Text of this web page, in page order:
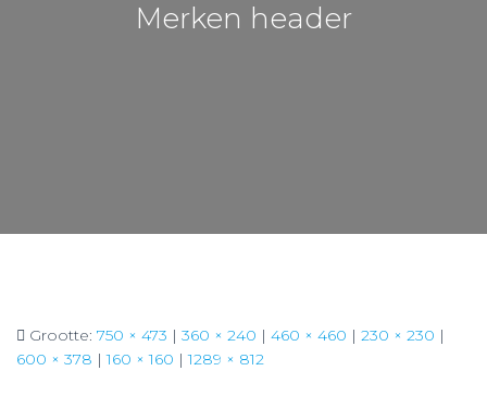
Merken header
Grootte: 750 × 473 | 360 × 240 | 460 × 460 | 230 × 230 |
600 × 378 | 160 × 160 | 1289 × 812